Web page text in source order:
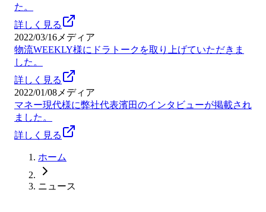
た。
詳しく見る
2022/03/16 メディア
物流WEEKLY様にドラトークを取り上げていただきま
した。
詳しく見る
2022/01/08 メディア
マネー現代様に弊社代表濱田のインタビューが掲載され
ました。
詳しく見る
ホーム
ニュース